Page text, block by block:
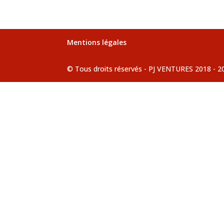
Mentions légales
© Tous droits réservés - PJ VENTURES 2018 -